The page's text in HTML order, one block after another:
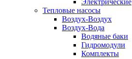
Электрические
Тепловые насосы
Воздух-Воздух
Воздух-Вода
Водяные баки
Гидромодули
Комплекты